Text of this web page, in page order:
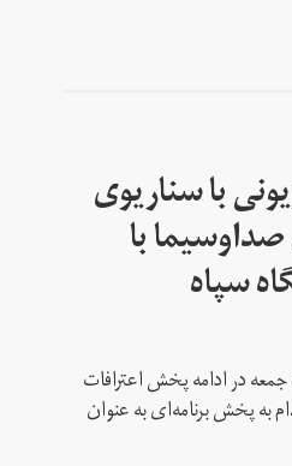
با سناریوی
با
سپاه
در ادامه پخش اعترافات
به پخش برنامه‌ای به عنوان